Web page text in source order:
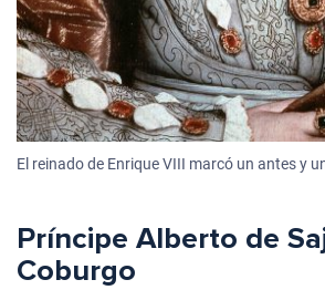
El reinado de Enrique VIII marcó un antes y
Príncipe Alberto de
Coburgo